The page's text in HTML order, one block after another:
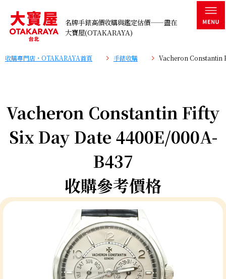
名牌手錶高價收購與鑑定估價——盡在
大寶屋(OTAKARAYA)
收購專門店・OTAKARAYA首頁 手錶收購 Vacheron Constantin
Vacheron Constantin Fifty
Six Day Date 4400E/000A-
B437
收購參考價格